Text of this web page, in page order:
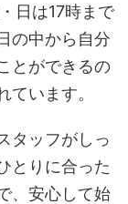
日は17時まで
の中から自分
とができるの
います。
タッフがしっ
とりに合った
、安心して始